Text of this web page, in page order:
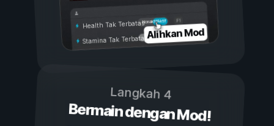
Aktif
Nonaktif
Health Tak Terbatas
Stamina Tak TerbatasAlihkan Mod
Langkah 4
Bermain dengan Mod!